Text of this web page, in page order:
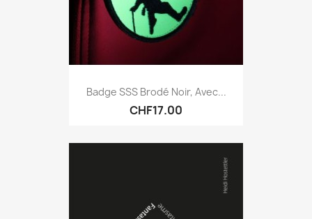
Badge SSS Brodé Noir, Avec...
CHF17.00